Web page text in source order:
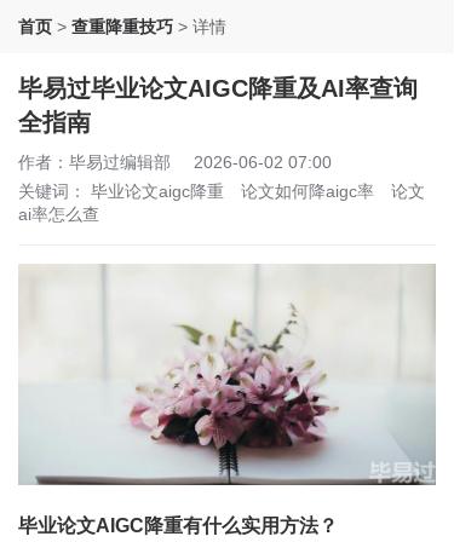
首页 > 查重降重技巧 > 详情
毕易过毕业论文AIGC降重及AI率查询
全指南
作者：毕易过编辑部
2026-06-02 07:00
关键词： 毕业论文aigc降重 论文如何降aigc率
论文
ai率怎么查
毕业论文AIGC降重有什么实用方法？